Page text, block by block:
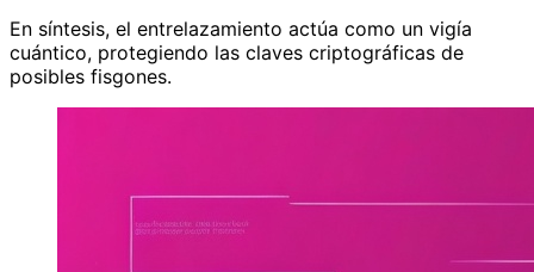
En síntesis, el entrelazamiento actúa como un vigía
cuántico, protegiendo las claves criptográficas de
posibles fisgones.